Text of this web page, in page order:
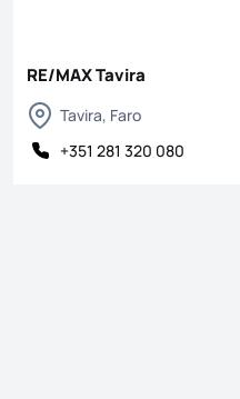
RE/MAX Tavira
Tavira, Faro
+351 281 320 080